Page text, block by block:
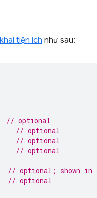
tiện ích như sau:
// optional
// optional
// optional
// optional
// optional; shown
// optional